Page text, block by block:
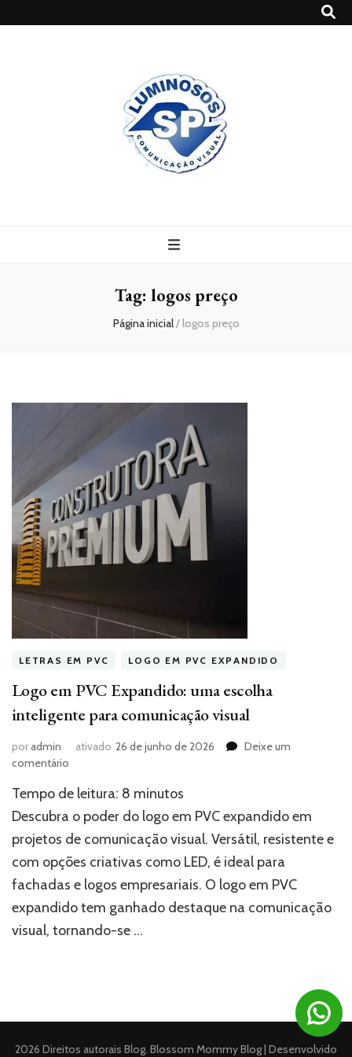
Tag: logos preço
Página inicial/ logos preço
LETRAS EM PVC LOGO EM PVC EXPANDIDO
Logo em PVC Expandido: uma escolha
inteligente para comunicação visual
poradmin ativado 26 de junho de 2026
Deixe um
comentário
em
PVC
Expandido:
uma
escolha
inteligente
para
comunicação
visual
Tempo de leitura: 8 minutos
Descubra o poder do logo em PVC expandido em
projetos de comunicação visual. Versátil, resistente e
com opções criativas como LED, é ideal para
fachadas e logos empresariais. O logo em PVC
expandido tem ganhado destaque na comunicação
visual, tornando-se …
2026 Direitos autorais Blog. Blossom Mommy Blog | Desenvolvido